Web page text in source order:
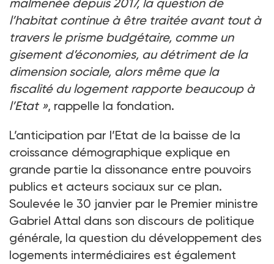
malmenée depuis 2017, la question de
l’habitat continue à être traitée avant tout à
travers le prisme budgétaire, comme un
gisement d’économies, au détriment de la
dimension sociale, alors même que la
fiscalité du logement rapporte beaucoup à
l’Etat », rappelle la fondation.
L’anticipation par l’Etat de la baisse de la
croissance démographique explique en
grande partie la dissonance entre pouvoirs
publics et acteurs sociaux sur ce plan.
Soulevée le 30 janvier par le Premier ministre
Gabriel Attal dans son discours de politique
générale, la question du développement des
logements intermédiaires est également